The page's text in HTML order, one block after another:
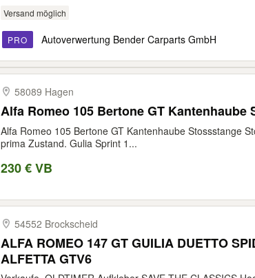
Versand möglich
PRO Autoverwertung Bender Carparts GmbH
58089 Hagen
Alfa Romeo 105 Bertone GT Kantenhaube
Alfa Romeo 105 Bertone GT Kantenhaube Stossstange
prima Zustand. Gulia Sprint 1...
230 € VB
54552 Brockscheid
ALFA ROMEO 147 GT GUILIA DUETTO
ALFETTA GTV6